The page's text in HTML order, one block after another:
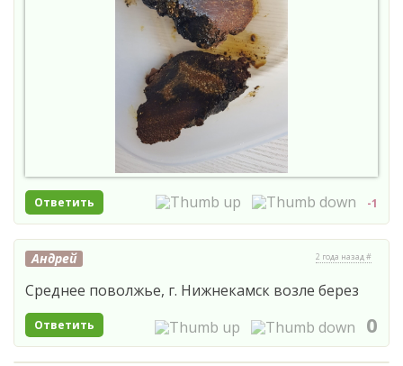
Ответить -1
Андрей 2 года назад #
Среднее поволжье, г. Нижнекамск возле берез
Ответить 0